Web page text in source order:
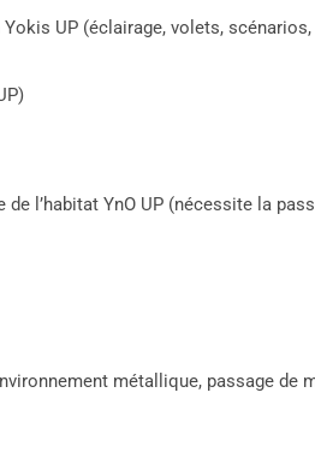
UP (éclairage, volets,
l’habitat YnO UP (nécessite la
métallique, passage de